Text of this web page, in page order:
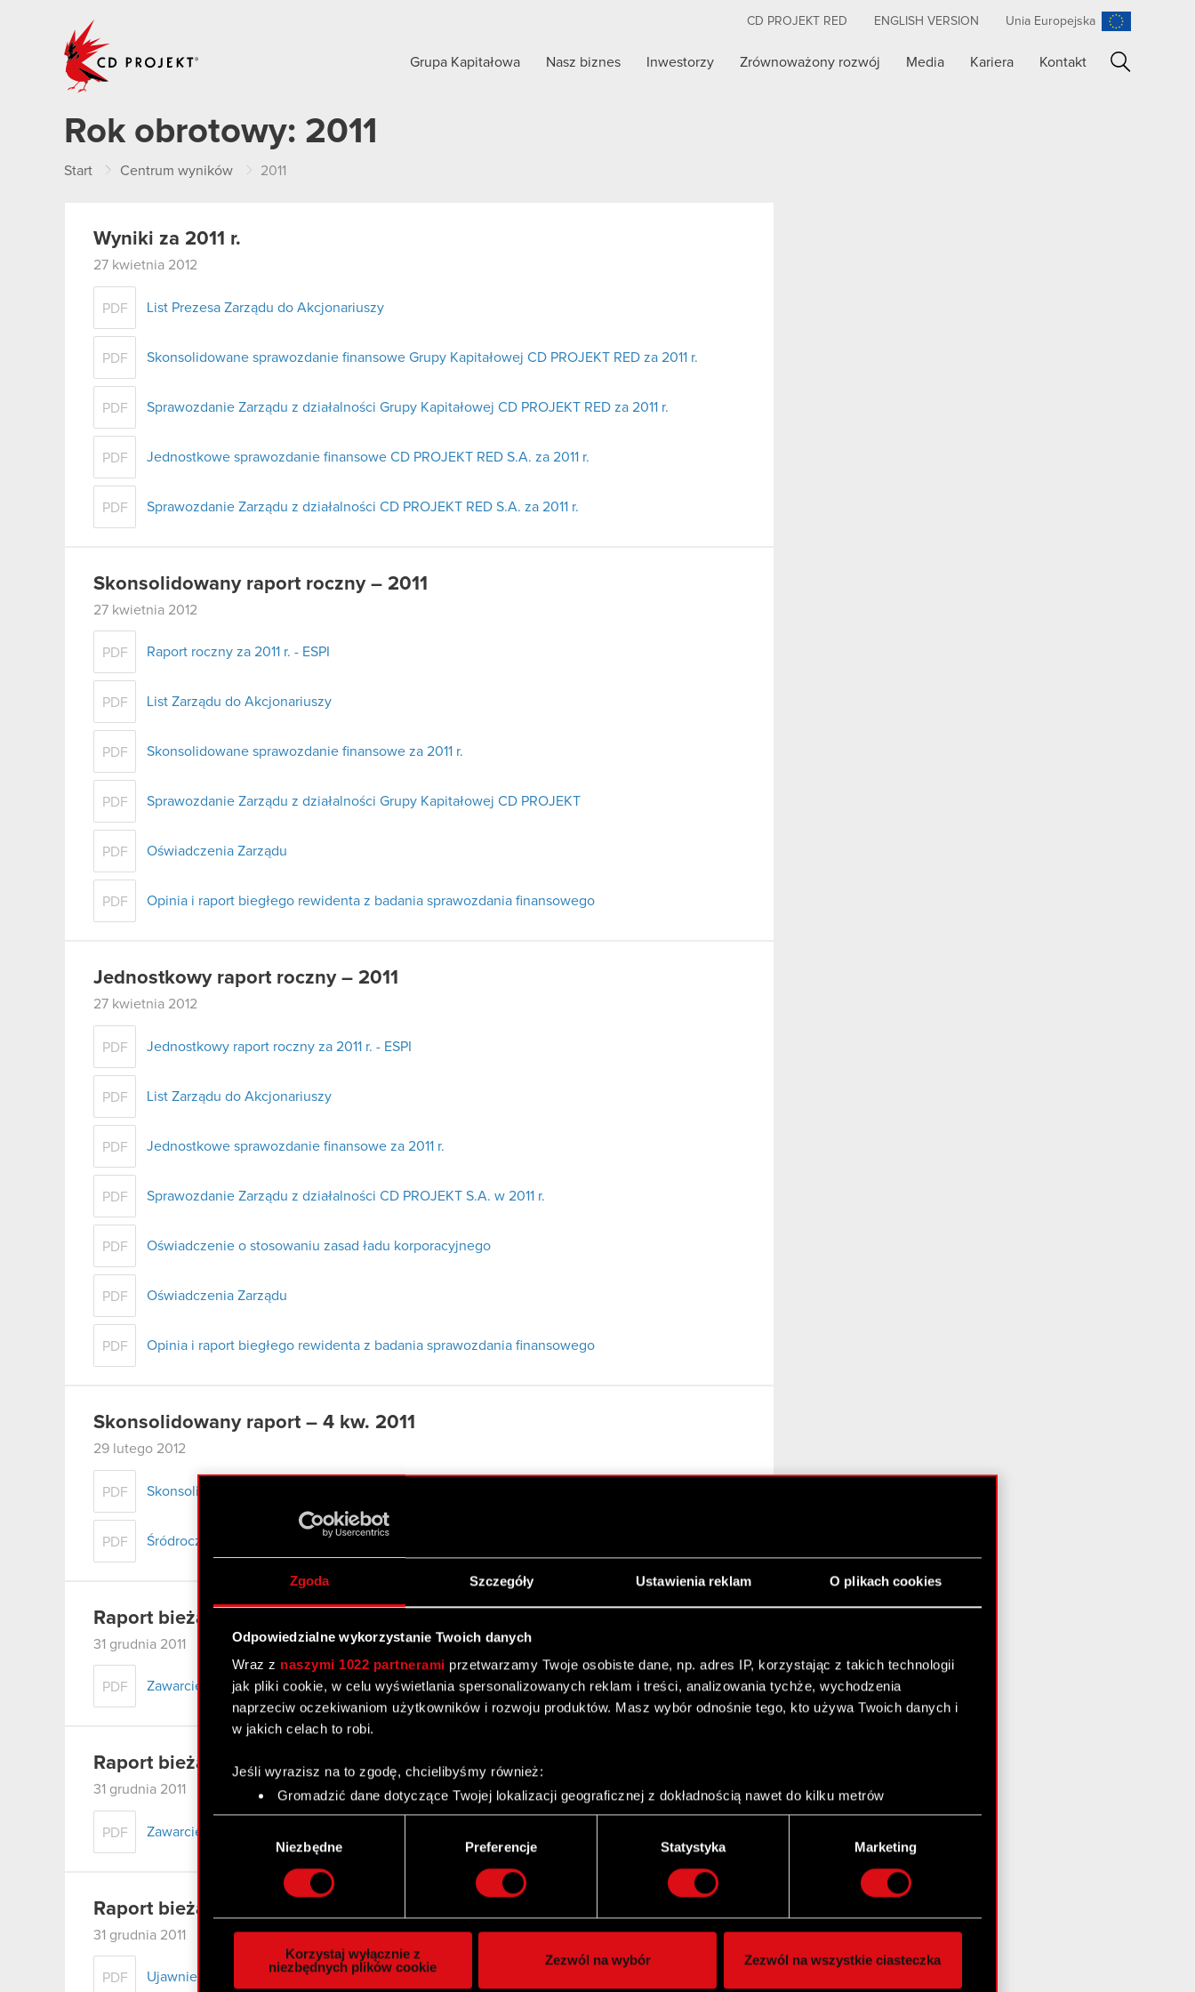
Zgoda Szczegóły Ustawienia reklam O plikach cookies
Odpowiedzialne wykorzystanie Twoich danych
Wraz z naszymi 1022 partnerami przetwarzamy Twoje osobiste dane, np. adres IP, korzystając z takich technologii
jak pliki cookie, w celu wyświetlania spersonalizowanych reklam i treści, analizowania tychże, wychodzenia
naprzeciw oczekiwaniom użytkowników i rozwoju produktów. Masz wybór odnośnie tego, kto używa Twoich danych i
w jakich celach to robi.
Jeśli wyrazisz na to zgodę, chcielibyśmy również:
Gromadzić dane dotyczące Twojej lokalizacji geograficznej z dokładnością nawet do kilku metrów
Identyfikować Twoje urządzenie, aktywnie analizując charakteryzującego je zbiory danych (fingerprinting,
Dowiedz się więcej odnośnie tego, jak Twoje osobiste dane są przetwarzane oraz ustaw własne preferencje w
szczegółów . W Deklaracji plików cookie możesz zmienić lub wycofać swoją zgodę w dowolnej chwili.
Wykorzystujemy pliki cookie do spersonalizowania treści i reklam, aby oferować funkcje społecznościowe i
społecznościowym, reklamowym i analitycznym. Partnerzy mogą połączyć te informacje z innymi danymi
otrzymanymi od Ciebie lub uzyskanymi podczas korzystania z ich usług. Kontynuując korzystanie z naszej witryny,
Niezbędne Preferencje Statystyka Marketing
Korzystaj wyłącznie z
niezbędnych plików cookie
Zezwól na wybór Zezwól na wszystkie ciasteczka
CD PROJEKT RED ENGLISH VERSION Unia Europejska
Grupa Kapitałowa Nasz biznes Inwestorzy Zrównoważony rozwój Media Kariera Kontakt
Rok obrotowy: 2011
Start Centrum wyników 2011
Wyniki za 2011 r.
27 kwietnia 2012
PDF List Prezesa Zarządu do Akcjonariuszy
PDF Skonsolidowane sprawozdanie finansowe Grupy Kapitałowej CD PROJEKT RED za 2011 r.
PDF Sprawozdanie Zarządu z działalności Grupy Kapitałowej CD PROJEKT RED za 2011 r.
PDF Jednostkowe sprawozdanie finansowe CD PROJEKT RED S.A. za 2011 r.
PDF Sprawozdanie Zarządu z działalności CD PROJEKT RED S.A. za 2011 r.
Skonsolidowany raport roczny – 2011
27 kwietnia 2012
PDF Raport roczny za 2011 r. - ESPI
PDF List Zarządu do Akcjonariuszy
PDF Skonsolidowane sprawozdanie finansowe za 2011 r.
PDF Sprawozdanie Zarządu z działalności Grupy Kapitałowej CD PROJEKT
PDF Oświadczenia Zarządu
PDF Opinia i raport biegłego rewidenta z badania sprawozdania finansowego
Jednostkowy raport roczny – 2011
27 kwietnia 2012
PDF Jednostkowy raport roczny za 2011 r. - ESPI
PDF List Zarządu do Akcjonariuszy
PDF Jednostkowe sprawozdanie finansowe za 2011 r.
PDF Sprawozdanie Zarządu z działalności CD PROJEKT S.A. w 2011 r.
PDF Oświadczenie o stosowaniu zasad ładu korporacyjnego
PDF Oświadczenia Zarządu
PDF Opinia i raport biegłego rewidenta z badania sprawozdania finansowego
Skonsolidowany raport – 4 kw. 2011
29 lutego 2012
PDF Skonsolidowany raport kwartalny Q4 2011
PDF Śródroczne skrócone skonsolidowane sprawozdanie finansowe za okres 01.10.2011 – 31.12.2011
Raport bieżący nr 79/2011
31 grudnia 2011
PDF Zawarcie aneksów do umów pożyczek z akcjonariuszami Spółki
Raport bieżący nr 78/2011
31 grudnia 2011
PDF Zawarcie aneksu do znaczącej umowy
Raport bieżący nr 77/2011
31 grudnia 2011
PDF Ujawnienie informacji dotyczącej umowy znaczącej